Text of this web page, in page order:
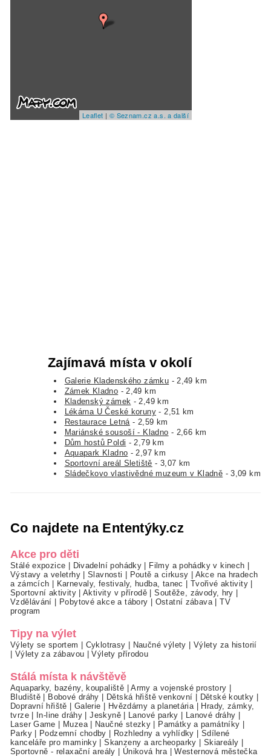
Leaflet | © Seznam.cz a.s. a další
Zajímavá místa v okolí
Galerie Kladenského zámku - 2,49 km
Zámek Kladno - 2,49 km
Kladenský zámek - 2,49 km
Lékárna U České koruny - 2,51 km
Restaurace Letná- 2,59 km
Mariánské sousoší - Kladno - 2,66 km
Dům hostů Poldi - 2,79 km
Aquapark Kladno - 2,97 km
Sportovní areál Sletiště - 3,07 km
Sládečkovo vlastivědné muzeum v Kladně - 3,09 km
Co najdete na Ententýky.cz
Akce pro děti
Stálé expozice Divadelní pohádky Filmy a pohádky v kinech
Výstavy a veletrhy|Slavnosti Poutě a cirkusy
Akce na hradech
a zámcích
Karnevaly, festivaly, hudba, tanec Tvořivé aktivity
Sportovní aktivity|Aktivity v přírodě |Soutěže, závody, hry
Vzdělávání
Pobytové akce a tábory Ostatní zábava|TV
program
Tipy na výlet
Výlety se sportem Cyklotrasy Naučné výlety
Výlety za historií
Výlety za zábavou |Výlety přírodou
Stálá místa k návštěvě
Aquaparky, bazény, koupaliště |Army a vojenské prostory
Bludiště
Bobové dráhy Dětská hřiště venkovní Dětské koutky
Dopravní hřiště
Galerie Hvězdárny a planetária|
Hrady, zámky,
tvrze| In-line dráhy |Jeskyně| Lanové parky Lanové dráhy
Laser Game
Muzea| Naučné stezky Památky a památníky
Parky| Podzemní chodby Rozhledny a vyhlídky
Sdílené
kanceláře pro maminky |Skanzeny a archeoparky Skiareály
Sportovně - relaxační areály
Úniková hra|Westernová městečka